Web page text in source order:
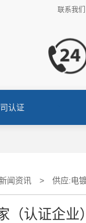
联系我们
认证
闻资讯 > 供应:电镀金刚磨
认证企业）